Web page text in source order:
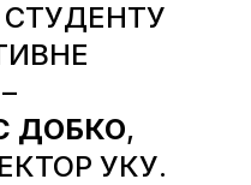
ДОБКО,
УКУ.